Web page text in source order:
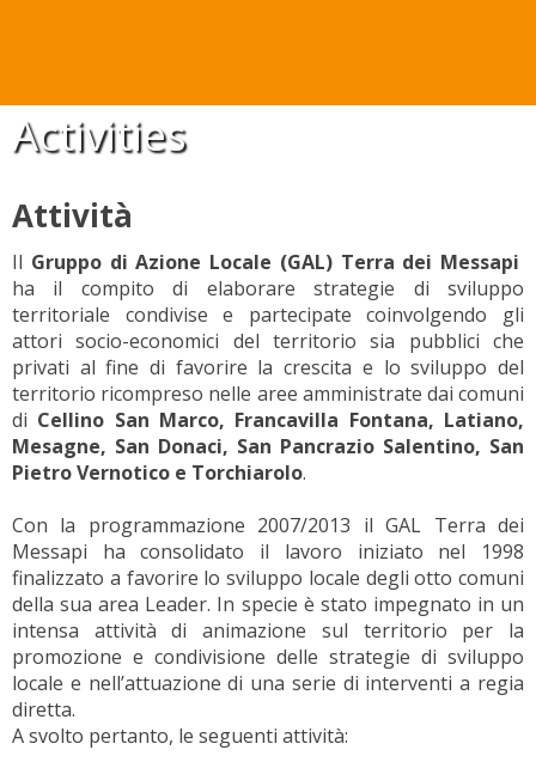
Activities
Attività
Il Gruppo di Azione Locale (GAL) Terra dei Messapi
ha il compito di elaborare strategie di sviluppo
territoriale condivise e partecipate coinvolgendo gli
attori socio-economici del territorio sia pubblici che
privati al fine di favorire la crescita e lo sviluppo del
territorio ricompreso nelle aree amministrate dai comuni
di Cellino San Marco, Francavilla Fontana, Latiano,
Mesagne, San Donaci, San Pancrazio Salentino, San
Pietro Vernotico e Torchiarolo.
Con la programmazione 2007/2013 il GAL Terra dei
Messapi ha consolidato il lavoro iniziato nel 1998
finalizzato a favorire lo sviluppo locale degli otto comuni
della sua area Leader. In specie è stato impegnato in un
intensa attività di animazione sul territorio per la
promozione e condivisione delle strategie di sviluppo
locale e nell’attuazione di una serie di interventi a regia
diretta.
A svolto pertanto, le seguenti attività: